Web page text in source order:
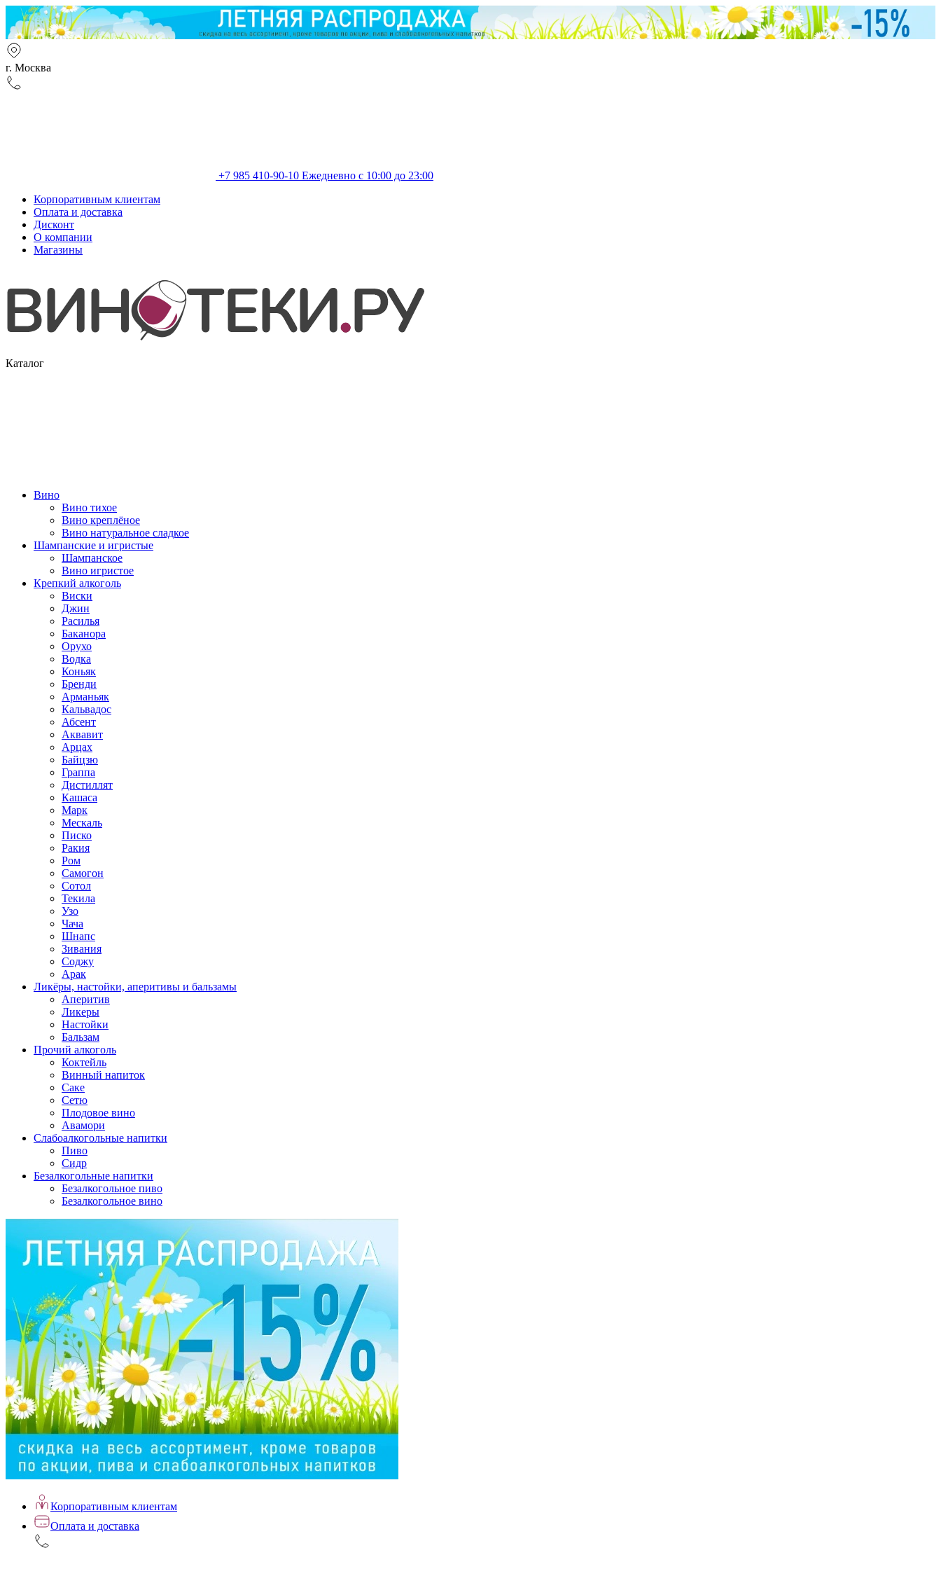
г. Москва
+7 985 410-90-10 Ежедневно с 10:00 до 23:00
Корпоративным клиентам
Оплата и доставка
Дисконт
О компании
Магазины
Каталог
Вино
Вино тихое
Вино креплёное
Вино натуральное сладкое
Шампанские и игристые
Шампанское
Вино игристое
Крепкий алкоголь
Виски
Джин
Расилья
Баканора
Орухо
Водка
Коньяк
Бренди
Арманьяк
Кальвадос
Абсент
Аквавит
Арцах
Байцзю
Граппа
Дистиллят
Кашаса
Марк
Мескаль
Писко
Ракия
Ром
Самогон
Сотол
Текила
Узо
Чача
Шнапс
Зивания
Соджу
Арак
Ликёры, настойки, аперитивы и бальзамы
Аперитив
Ликеры
Настойки
Бальзам
Прочий алкоголь
Коктейль
Винный напиток
Саке
Сетю
Плодовое вино
Авамори
Слабоалкогольные напитки
Пиво
Сидр
Безалкогольные напитки
Безалкогольное пиво
Безалкогольное вино
Корпоративным клиентам
Оплата и доставка